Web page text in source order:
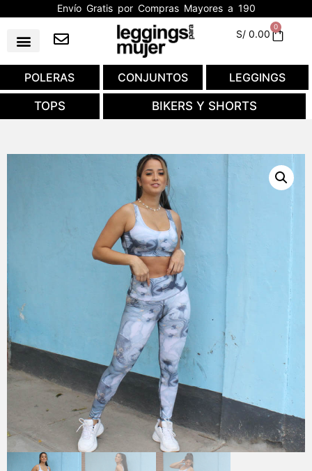
Envío Gratis por Compras Mayores a 190
S/0.00
0
POLERAS CONJUNTOS LEGGINGS
TOPS BIKERS Y SHORTS